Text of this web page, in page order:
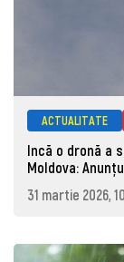
ACTUALITATE
Incă o dronă a
Moldova:
31 martie 2026,